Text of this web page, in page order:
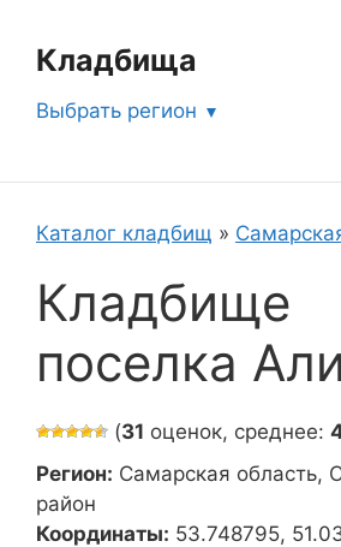
содержимому
Кладбища
Выбрать регион
Каталог кладбищ »
Кладбище
поселка
(31 оценок, среднее:
Регион: Самарская область,
район
Координаты: 53.748795,